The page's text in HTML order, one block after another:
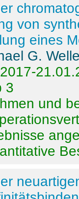
von
eines
G.
3
und